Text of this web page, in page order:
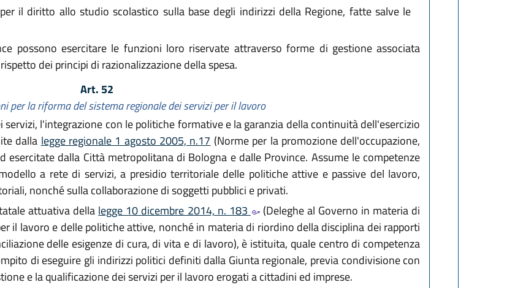
il diritto allo studio scolastico sulla base degli indirizzi della Regione, fatte salve le
possono esercitare le funzioni loro riservate attraverso forme di gestione associata
dei principi di razionalizzazione della spesa.
Art. 52
per la riforma del sistema regionale dei servizi per il lavoro
l'integrazione con le politiche formative e la garanzia della continuità dell'esercizio
dalla legge regionale 1 agosto 2005, n.17 (Norme per la promozione dell'occupazione,
esercitate dalla Città metropolitana di Bologna e dalle Province. Assume le competenze
a rete di servizi, a presidio territoriale delle politiche attive e passive del lavoro,
nonché sulla collaborazione di soggetti pubblici e privati.
attuativa della legge 10 dicembre 2014, n. 183
(Deleghe al Governo in materia di
il lavoro e delle politiche attive, nonché in materia di riordino della disciplina dei rapporti
delle esigenze di cura, di vita e di lavoro), è istituita, quale centro di competenza
di eseguire gli indirizzi politici definiti dalla Giunta regionale, previa condivisione con
e la qualificazione dei servizi per il lavoro erogati a cittadini ed imprese.